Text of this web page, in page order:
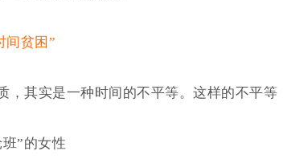
间贫困”
，其实是一种时间的不平等。这样的不平等
”的女性